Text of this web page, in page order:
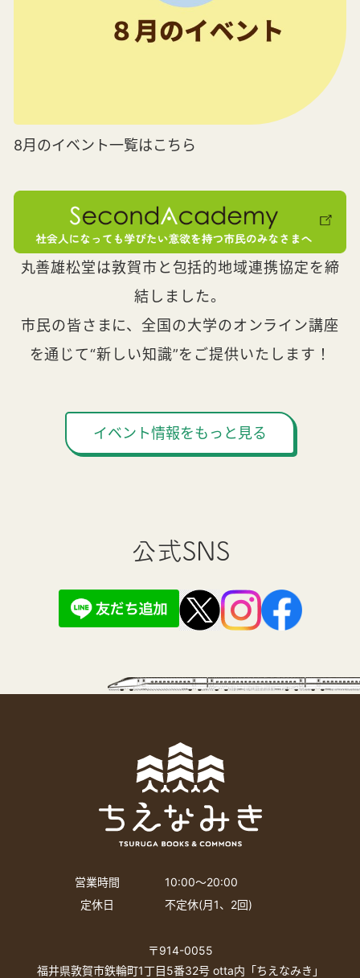
8月のイベント一覧はこちら
丸善雄松堂は敦賀市と包括的地域連携協定を締
結しました。
市民の皆さまに、全国の大学のオンライン講座
を通じて“新しい知識”をご提供いたします！
イベント情報をもっと見る
公式SNS
営業時間
10:00〜20:00
定休日
不定休(月1、2回)
〒914-0055
福井県敦賀市鉄輪町1丁目5番32号 otta内「ちえなみき」